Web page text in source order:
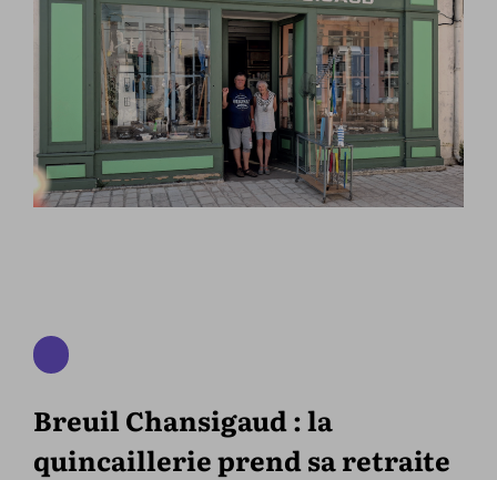
Breuil Chansigaud : la
quincaillerie prend sa retraite